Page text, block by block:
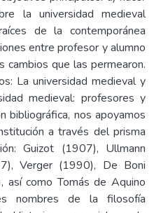
la universidad medieval
de la contemporánea
entre profesor y alumno
cambios que las permearon.
La universidad medieval y
medieval: profesores y
bibliográfica, nos apoyamos
a través del prisma
Guizot (1907), Ullmann
Verger (1990), De Boni
como Tomás de Aquino
nombres de la filosofía